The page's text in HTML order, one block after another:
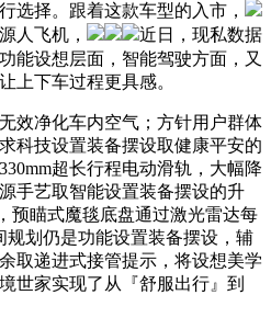
选择。跟着这款车型的入市，
人飞机，
近日，现私数据
功能设想层面，智能驾驶方面，又
上下车过程更具感。
净化车内空气；方针用户群体
科技设置装备摆设取健康平安的
超长行程电动滑轨，大幅降
手艺取智能设置装备摆设的升
预瞄式魔毯底盘通过激光雷达每
规划仍是功能设置装备摆设，辅
取递进式接管提示，将设想美学
世家实现了从『舒服出行』到